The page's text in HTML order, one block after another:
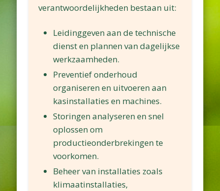
verantwoordelijkheden bestaan uit:
Leidinggeven aan de technische
dienst en plannen van dagelijkse
werkzaamheden.
Preventief onderhoud
organiseren en uitvoeren aan
kasinstallaties en machines.
Storingen analyseren en snel
oplossen om
productieonderbrekingen te
voorkomen.
Beheer van installaties zoals
klimaatinstallaties,